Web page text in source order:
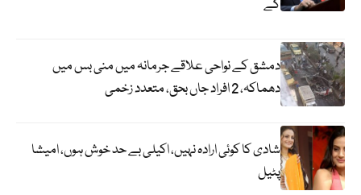
گے
دمشق کے نواحی علاقے جرمانہ میں منی بس میں
دھماکہ، 2 افراد جاں بحق، متعدد زخمی
شادی کا کوئی ارادہ نہیں، اکیلی بے حد خوش ہوں، امیشا
پٹیل